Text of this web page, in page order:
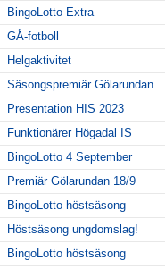
BingoLotto Extra
GÅ-fotboll
Helgaktivitet
Säsongspremiär Gölarundan
Presentation HIS 2023
Funktionärer Högadal IS
BingoLotto 4 September
Premiär Gölarundan 18/9
BingoLotto höstsäsong
Höstsäsong ungdomslag!
BingoLotto höstsäsong